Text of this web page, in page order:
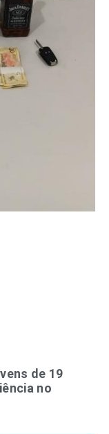
de 19
no